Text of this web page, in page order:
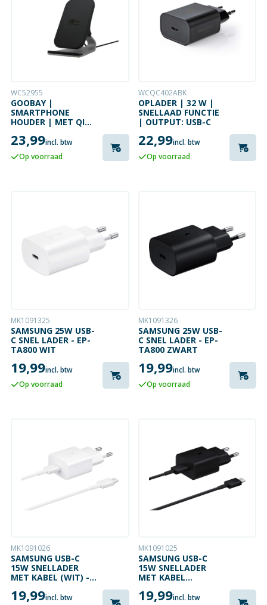
WC52955
GOOBAY |
SMARTPHONE
HOUDER | MET QI
23,99incl. btw
Op voorraad
WCQC402ABK
OPLADER | 32 W |
SNELLAAD FUNCTIE
| OUTPUT: USB-C
22,99incl. btw
Op voorraad
MK1091325
SAMSUNG 25W USB-
C SNEL LADER - EP-
TA800 WIT
19,99incl. btw
Op voorraad
MK1091326
SAMSUNG 25W USB-
C SNEL LADER - EP-
TA800 ZWART
19,99incl. btw
Op voorraad
MK1091026
SAMSUNG USB-C
15W SNELLADER
MET KABEL (WIT) -
19,99incl. btw
MK1091025
SAMSUNG USB-C
15W SNELLADER
MET KABEL
T1510XB
19,99incl. btw